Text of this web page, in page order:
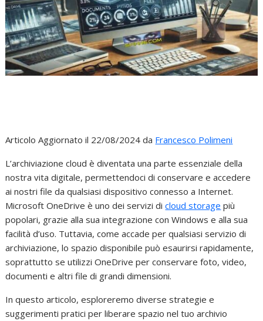
Articolo Aggiornato il 22/08/2024 da Francesco Polimeni
L’archiviazione cloud è diventata una parte essenziale della
nostra vita digitale, permettendoci di conservare e accedere
ai nostri file da qualsiasi dispositivo connesso a Internet.
Microsoft OneDrive è uno dei servizi dicloud storage più
popolari, grazie alla sua integrazione con Windows e alla sua
facilità d’uso. Tuttavia, come accade per qualsiasi servizio di
archiviazione, lo spazio disponibile può esaurirsi rapidamente,
soprattutto se utilizzi OneDrive per conservare foto, video,
documenti e altri file di grandi dimensioni.
In questo articolo, esploreremo diverse strategie e
suggerimenti pratici per liberare spazio nel tuo archivio